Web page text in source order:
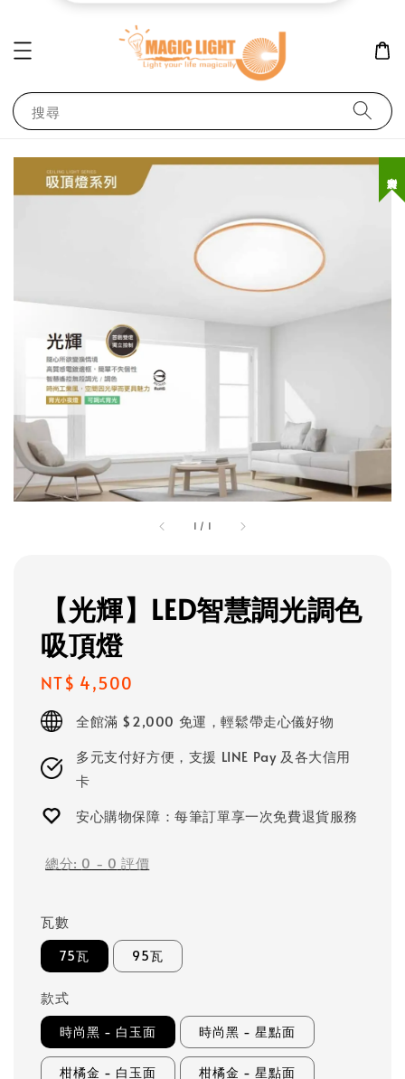
搜尋
1 / 1
【光輝】LED智慧調光調色
吸頂燈
Regular
price
NT$ 4,500
全館滿 $2,000 免運，輕鬆帶走心儀好物
多元支付好方便，支援 LINE Pay 及各大信用
卡
安心購物保障：每筆訂單享一次免費退貨服務
總分: 0 - 0 評價
瓦數
75瓦 95瓦
款式
時尚黑 - 白玉面 時尚黑 - 星點面
柑橘金 - 白玉面 柑橘金 - 星點面